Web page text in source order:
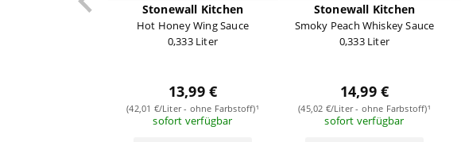
Stonewall Kitchen
Hot Honey Wing Sauce
0,333 Liter
13,99 €
(42,01 €/Liter - ohne Farbstoff)¹
sofort verfügbar
Stonewall Kitchen
Smoky Peach Whiskey Sauce
0,333 Liter
14,99 €
(45,02 €/Liter - ohne Farbstoff)¹
sofort verfügbar